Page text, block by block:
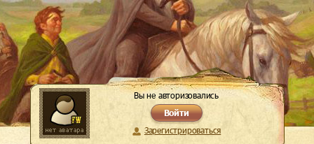
Вы не авторизовались
Войти
Зарегистрироваться